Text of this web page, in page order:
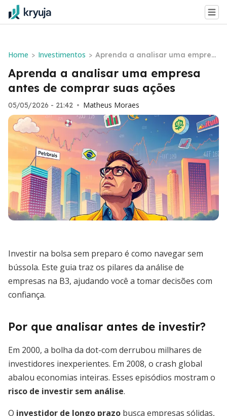
Home > Investimentos > Aprenda a analisar uma empres
a antes de comprar suas ações
Aprenda a analisar uma empresa
antes de comprar suas ações
05/05/2026 - 21:42 • Matheus Moraes
Investir na bolsa sem preparo é como navegar sem
bússola. Este guia traz os pilares da análise de
empresas na B3, ajudando você a tomar decisões com
confiança.
Por que analisar antes de investir?
Em 2000, a bolha da dot-com derrubou milhares de
investidores inexperientes. Em 2008, o crash global
abalou economias inteiras. Esses episódios mostram o
risco de investir sem análise.
O investidor de longo prazo busca empresas sólidas,